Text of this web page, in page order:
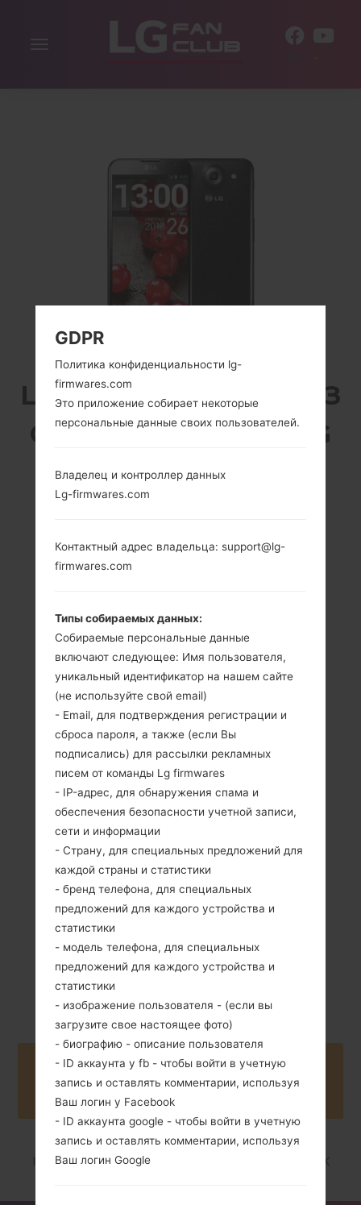
Включить
LG F240K (LGF240K) ИЗ
СЕРИИ LG OPTIMUS G
PRO
экрана к телу)
1080 x 1920
пикселей (~401
плотность
пикселей на
дюйм)
172 грамм (6.07
унции)
2GB
Android 5.0.x
Lollipop
Апрель, 2013
Buy accessories on Amazon
Главная →Серия → LGF240K
GDPR
Политика конфиденциальности lg-
firmwares.com
Это приложение собирает некоторые
персональные данные своих пользователей.
Владелец и контроллер данных
Lg-firmwares.com
Контактный адрес владельца: support@lg-
firmwares.com
Типы собираемых данных:
Собираемые персональные данные
включают следующее: Имя пользователя,
уникальный идентификатор на нашем сайте
(не используйте свой email)
- Email, для подтверждения регистрации и
сброса пароля, а также (если Вы
подписались) для рассылки рекламных
писем от команды Lg firmwares
- IP-адрес, для обнаружения спама и
обеспечения безопасности учетной записи,
сети и информации
- Страну, для специальных предложений для
каждой страны и статистики
- бренд телефона, для специальных
предложений для каждого устройства и
статистики
- модель телефона, для специальных
предложений для каждого устройства и
статистики
- изображение пользователя - (если вы
загрузите свое настоящее фото)
- биографию - описание пользователя
- ID аккаунта у fb - чтобы войти в учетную
запись и оставлять комментарии, используя
Ваш логин у Facebook
- ID аккаунта google - чтобы войти в учетную
запись и оставлять комментарии, используя
Ваш логин Google